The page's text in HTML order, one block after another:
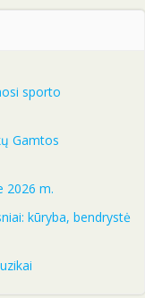
sporto
Gamtos
2026 m.
kūryba, bendrystė